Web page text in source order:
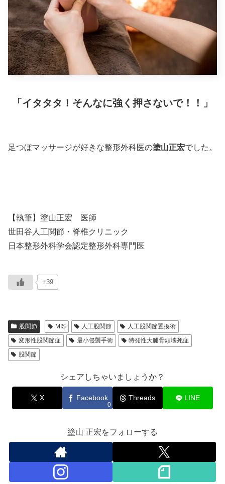
「イタタタ！そんなに強く押さないで！！」
足つぼマッサージが好きな整形外科医の塗山正宏でした。
【執筆】塗山正宏 医師
世田谷人工関節・脊椎クリニック
日本整形外科学会認定整形外科専門医
+39
股関節 MIS 人工股関節
人工股関節置換術
変形性股関節症
最小侵襲手術
特発性大腿骨頭壊死症
股関節
シェアしちゃいましょうか？
X Facebook
0
Threads LINE
塗山 正宏をフォローする